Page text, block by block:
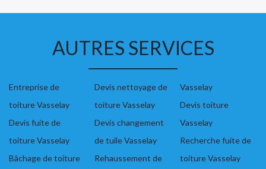
AUTRES SERVICES
Entreprise de
toiture Vasselay
Devis fuite de
toiture Vasselay
Bâchage de toiture
Devis nettoyage de
toiture Vasselay
Devis changement
de tuile Vasselay
Rehaussement de
Vasselay
Devis toiture
Vasselay
Recherche fuite de
toiture Vasselay